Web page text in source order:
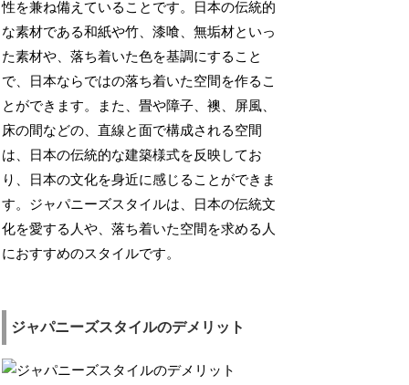
性を兼ね備えていることです。日本の伝統的
な素材である和紙や竹、漆喰、無垢材といっ
た素材や、落ち着いた色を基調にすること
で、日本ならではの落ち着いた空間を作るこ
とができます。また、畳や障子、襖、屏風、
床の間などの、直線と面で構成される空間
は、日本の伝統的な建築様式を反映してお
り、日本の文化を身近に感じることができま
す。ジャパニーズスタイルは、日本の伝統文
化を愛する人や、落ち着いた空間を求める人
におすすめのスタイルです。
ジャパニーズスタイルのデメリット